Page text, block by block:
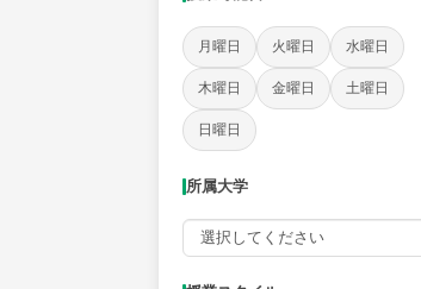
月曜日 火曜日 水曜日
木曜日 金曜日 土曜日
日曜日
所属大学
社会 算数 理科
時給：¥1,000 ～ ¥10,000
授業可能日